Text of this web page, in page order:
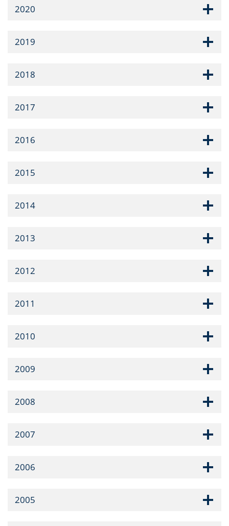
2020
2019
2018
2017
2016
2015
2014
2013
2012
2011
2010
2009
2008
2007
2006
2005